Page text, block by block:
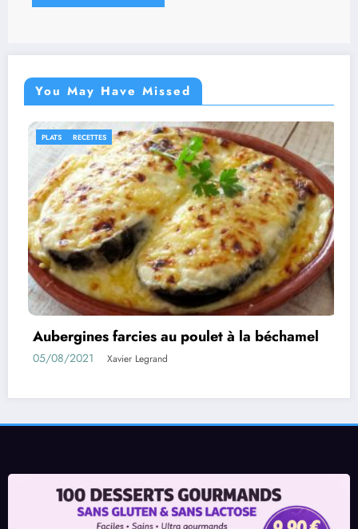
You May Have Missed
béchamel
IDÉES RECETTES RECETTES
Rouleaux d’aubergines farcies
01/08/2021